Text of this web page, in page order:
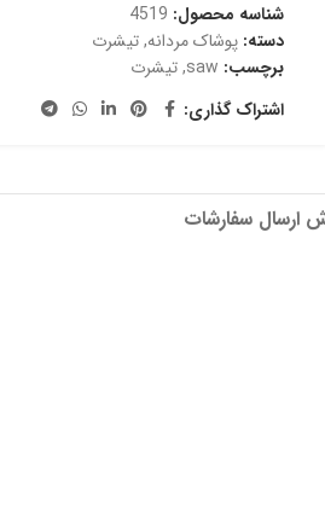
شناسه محصول: 4519
دسته: پوشاک مردانه,تیشرت
برچسب: saw
,تیشرت
اشتراک گذاری:
ارسال سفارشات